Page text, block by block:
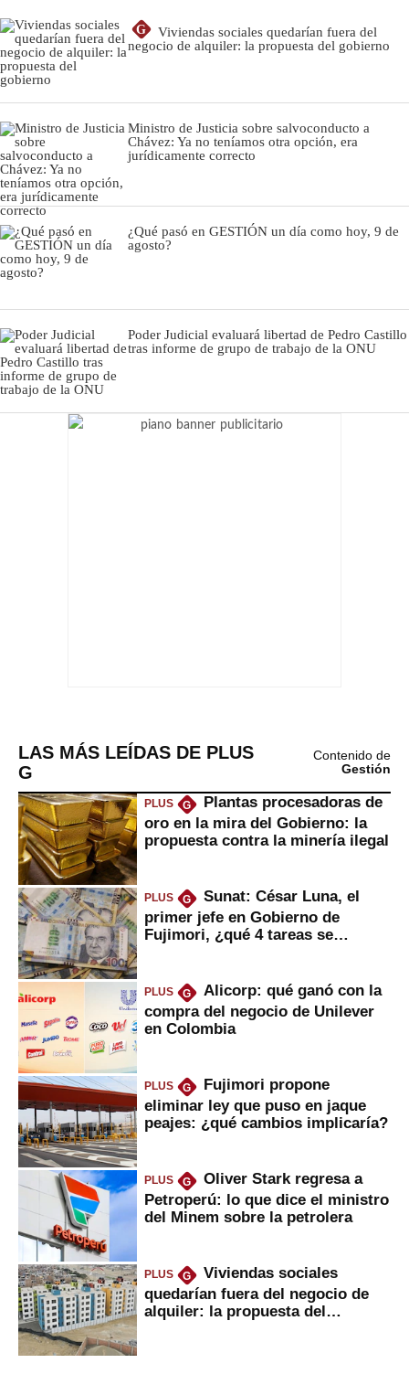
G
Viviendas sociales quedarían fuera del
negocio de alquiler: la propuesta del gobierno
Ministro de Justicia sobre salvoconducto a
Chávez: Ya no teníamos otra opción, era
jurídicamente correcto
¿Qué pasó en GESTIÓN un día como hoy, 9 de
agosto?
Poder Judicial evaluará libertad de Pedro Castillo
tras informe de grupo de trabajo de la ONU
LAS MÁS LEÍDAS DE PLUS
G
Contenido de
Gestión
PLUS G
Plantas procesadoras de
oro en la mira del Gobierno: la
propuesta contra la minería ilegal
PLUS G
Sunat: César Luna, el
primer jefe en Gobierno de
Fujimori, ¿qué 4 tareas se
PLUS G
Alicorp: qué ganó con la
compra del negocio de Unilever
en Colombia
PLUS G
Fujimori propone
eliminar ley que puso en jaque
peajes: ¿qué cambios implicaría?
PLUS G
Oliver Stark regresa a
Petroperú: lo que dice el ministro
del Minem sobre la petrolera
PLUS G
Viviendas sociales
quedarían fuera del negocio de
alquiler: la propuesta del